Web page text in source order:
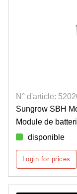
N° d'article:
Sungrow SBH
Module de
disponible
Login for prices